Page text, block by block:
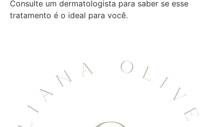
Consulte um dermatologista para saber se esse
tratamento é o ideal para você.